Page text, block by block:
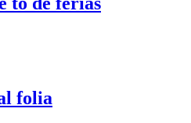
folia